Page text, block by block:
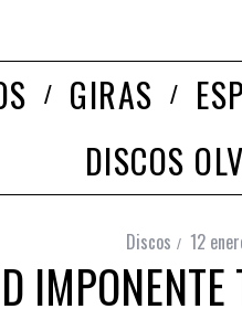
GIRAS
DISCOS
Discos 12